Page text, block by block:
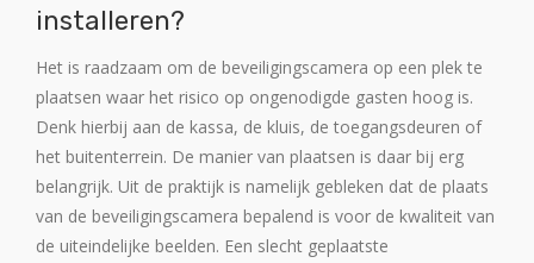
installeren?
Het is raadzaam om de beveiligingscamera op een plek te
plaatsen waar het risico op ongenodigde gasten hoog is.
Denk hierbij aan de kassa, de kluis, de toegangsdeuren of
het buitenterrein. De manier van plaatsen is daar bij erg
belangrijk. Uit de praktijk is namelijk gebleken dat de plaats
van de beveiligingscamera bepalend is voor de kwaliteit van
de uiteindelijke beelden. Een slecht geplaatste